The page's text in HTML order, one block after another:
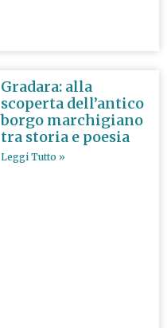
Gradara: alla
scoperta dell’antico
borgo marchigiano
tra storia e poesia
Leggi Tutto »